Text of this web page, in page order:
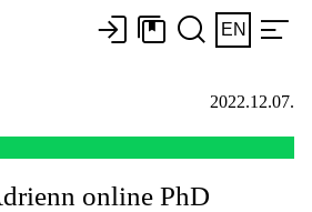
EN
2022.12.07.
online PhD